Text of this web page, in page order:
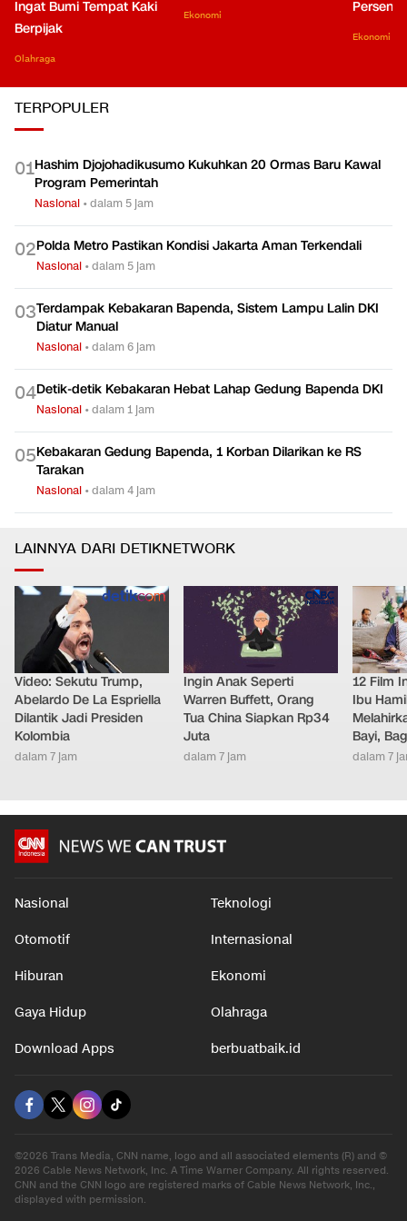
Ingat Bumi Tempat Kaki
Berpijak
Olahraga
Ekonomi
Persen
Ekonomi
TERPOPULER
01Hashim Djojohadikusumo Kukuhkan 20 Ormas Baru Kawal
Program Pemerintah
Nasional •dalam 5 jam
02Polda Metro Pastikan Kondisi Jakarta Aman Terkendali
Nasional •dalam 5 jam
03Terdampak Kebakaran Bapenda, Sistem Lampu Lalin DKI
Diatur Manual
Nasional •dalam 6 jam
04Detik-detik Kebakaran Hebat Lahap Gedung Bapenda DKI
Nasional •dalam 1 jam
05Kebakaran Gedung Bapenda, 1 Korban Dilarikan ke RS
Tarakan
Nasional •dalam 4 jam
LAINNYA DARI DETIKNETWORK
Video: Sekutu Trump,
Abelardo De La Espriella
Dilantik Jadi Presiden
Kolombia
dalam 7 jam
Ingin Anak Seperti
Warren Buffett, Orang
Tua China Siapkan Rp34
Juta
dalam 7 jam
12 Film
Ibu
Bayi,
dalam 7
Nasional Teknologi
Otomotif Internasional
Hiburan Ekonomi
Gaya Hidup Olahraga
Download Apps berbuatbaik.id
©2026 Trans Media, CNN name, logo and all associated elements (R) and ©
2026 Cable News Network, Inc. A Time Warner Company. All rights reserved.
CNN and the CNN logo are registered marks of Cable News Network, Inc.,
displayed with permission.